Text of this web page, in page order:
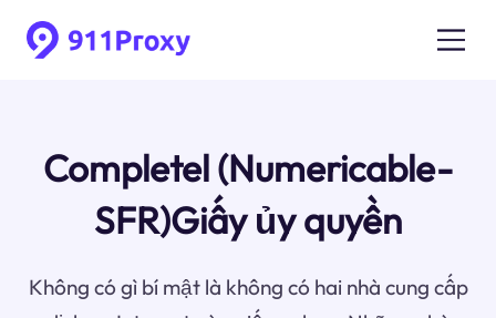
Completel (Numericable-
SFR)Giấy ủy quyền
Không có gì bí mật là không có hai nhà cung cấp